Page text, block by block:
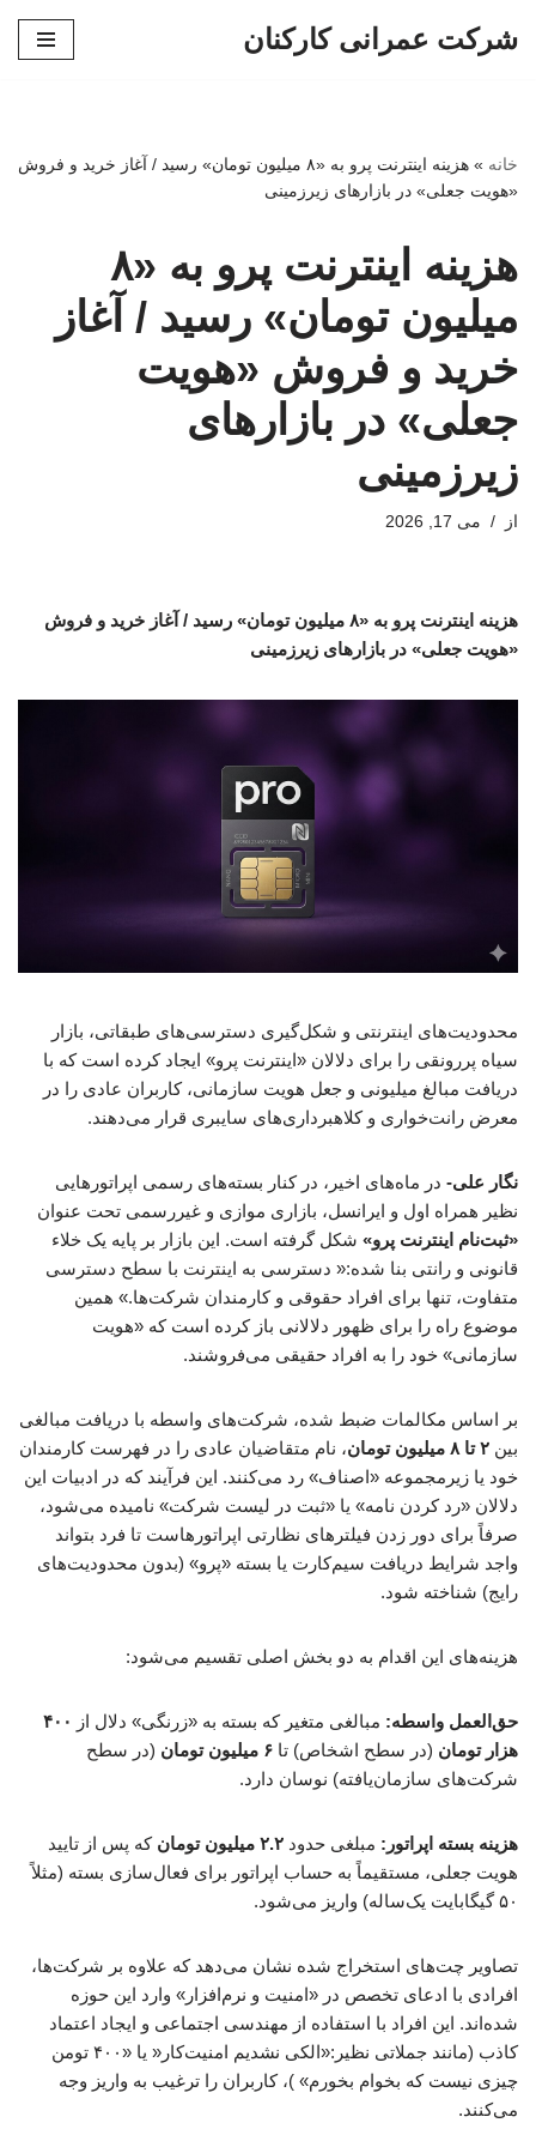
شرکت عمرانی کارکنان
خانه »
هزینه اینترنت پرو به «۸ میلیون تومان» رسید / آغاز خرید و فروش
«هویت جعلی» در بازارهای زیرزمینی
هزینه اینترنت پرو به «۸
میلیون تومان» رسید / آغاز
خرید و فروش «هویت
جعلی» در بازارهای
زیرزمینی
از می 17, 2026
هزینه اینترنت پرو به «۸ میلیون تومان» رسید / آغاز خرید و فروش
«هویت جعلی» در بازارهای زیرزمینی
محدودیت‌های اینترنتی و شکل‌گیری دسترسی‌های طبقاتی، بازار
سیاه پررونقی را برای دلالان «اینترنت پرو» ایجاد کرده است که با
دریافت مبالغ میلیونی و جعل هویت سازمانی، کاربران عادی را در
معرض رانت‌خواری و کلاهبرداری‌های سایبری قرار می‌دهند.
نگار علی- در ماه‌های اخیر، در کنار بسته‌های رسمی اپراتورهایی
نظیر همراه اول و ایرانسل، بازاری موازی و غیررسمی تحت عنوان
«ثبت‌نام اینترنت پرو» شکل گرفته است. این بازار بر پایه یک خلاء
قانونی و رانتی بنا شده:« دسترسی به اینترنت با سطح دسترسی
متفاوت، تنها برای افراد حقوقی و کارمندان شرکت‌ها.» همین
موضوع راه را برای ظهور دلالانی باز کرده است که «هویت
سازمانی» خود را به افراد حقیقی می‌فروشند.
بر اساس مکالمات ضبط شده، شرکت‌های واسطه با دریافت مبالغی
بین ۲ تا ۸ میلیون تومان
، نام متقاضیان عادی را در فهرست کارمندان
خود یا زیرمجموعه «اصناف» رد می‌کنند. این فرآیند که در ادبیات این
دلالان «رد کردن نامه» یا «ثبت در لیست شرکت» نامیده می‌شود،
صرفاً برای دور زدن فیلترهای نظارتی اپراتورهاست تا فرد بتواند
واجد شرایط دریافت سیم‌کارت یا بسته «پرو» (بدون محدودیت‌های
رایج) شناخته شود.
هزینه‌های این اقدام به دو بخش اصلی تقسیم می‌شود:
حق‌العمل واسطه: مبالغی متغیر که بسته به «زرنگی» دلال از ۴۰۰
هزار تومان (در سطح اشخاص) تا ۶ میلیون تومان
(در سطح
شرکت‌های سازمان‌یافته) نوسان دارد.
هزینه بسته اپراتور: مبلغی حدود ۲.۲ میلیون تومان
که پس از تایید
هویت جعلی، مستقیماً به حساب اپراتور برای فعال‌سازی بسته (مثلاً
۵۰ گیگابایت یک‌ساله) واریز می‌شود.
تصاویر چت‌های استخراج شده نشان می‌دهد که علاوه بر شرکت‌ها،
افرادی با ادعای تخصص در «امنیت و نرم‌افزار» وارد این حوزه
شده‌اند. این افراد با استفاده از مهندسی اجتماعی و ایجاد اعتماد
کاذب (مانند جملاتی نظیر:«الکی نشدیم امنیت‌کار« یا «۴۰۰ تومن
چیزی نیست که بخوام بخورم» )، کاربران را ترغیب به واریز وجه
می‌کنند.